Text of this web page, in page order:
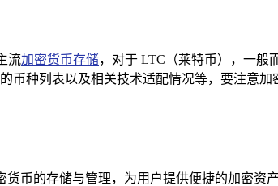
流加密货币存储，对于 LTC（莱特币），一般
币种列表以及相关技术适配情况等，要注意
币的存储与管理，为用户提供便捷的加密资